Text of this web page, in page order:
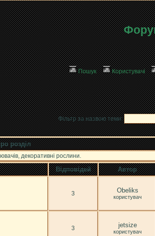
Пошук Користувачі
Фільтр за назвою теми:
розділ
декоративні рослини.
Відповідей Автор
3 Obeliks
користувач
3 jetsize
користувач